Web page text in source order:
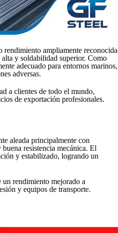
ampliamente reconocida
alta y soldabilidad superior. Como
adecuado para entornos marinos,
adversas.
a clientes de todo el mundo,
de exportación profesionales.
aleada principalmente con
resistencia mecánica. El
y estabilizado, logrando un
rendimiento mejorado a
y equipos de transporte.